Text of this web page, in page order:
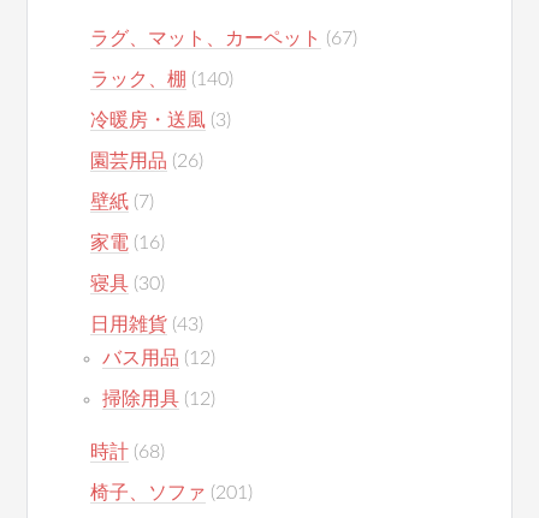
ラグ、マット、カーペット (67)
ラック、棚 (140)
冷暖房・送風 (3)
園芸用品 (26)
壁紙 (7)
家電 (16)
寝具 (30)
日用雑貨 (43)
バス用品 (12)
掃除用具 (12)
時計 (68)
椅子、ソファ (201)